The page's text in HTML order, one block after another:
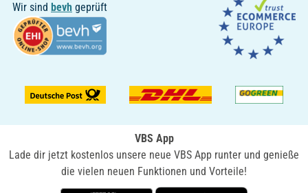
Wir sind bevh geprüft
VBS App
Lade dir jetzt kostenlos unsere neue VBS App runter und genieße
die vielen neuen Funktionen und Vorteile!